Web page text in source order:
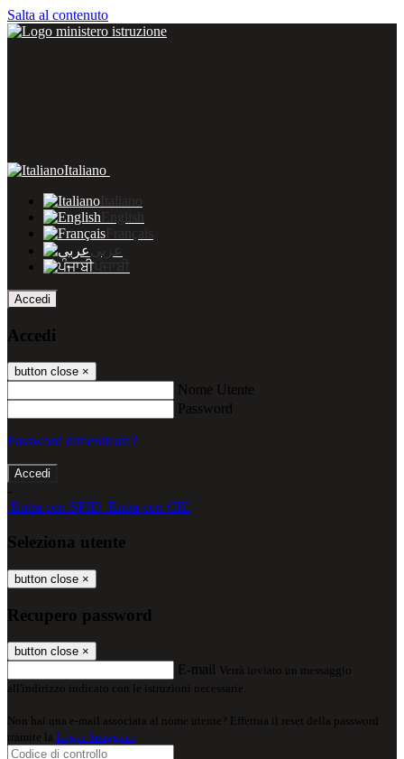
Salta al contenuto
Italiano
Italiano
English
Français
عربى
ਪੰਜਾਬੀ
Accedi
Accedi
button close ×
Nome Utente
Password
Password dimenticata?
-
Entra con SPID Entra con CIE
Seleziona utente
button close ×
Recupero password
button close ×
E-mail Verrà inviato un messaggio
all'indirizzo indicato con le istruzioni necessarie.
Non hai una e-mail associata al nome utente? Effettua il reset della password
tramite la Login Spaggiari